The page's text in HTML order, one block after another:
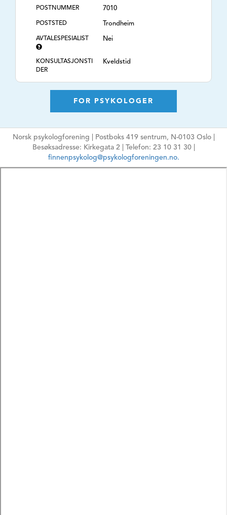
POSTNUMMER 7010
POSTSTED Trondheim
AVTALESPESIALIST Nei
KONSULTASJONSTI
DER
Kveldstid
TLF. NR. 99233839
https://partumpsykolog.no
E-POSTADRESSE
Ikke oppgi sensitiv
informasjon
HPR-NUMMER 7743041
MÅLGRUPPE Voksne, Par
FOR PSYKOLOGER
Norsk psykologforening | Postboks 419 sentrum, N-0103 Oslo |
Besøksadresse: Kirkegata 2 | Telefon: 23 10 31 30 |
finnenpsykolog@psykologforeningen.no.